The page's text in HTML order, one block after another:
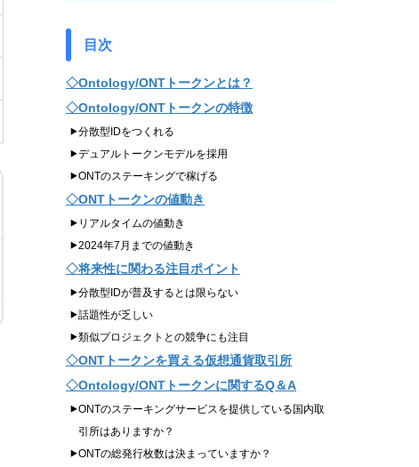
目次
Ontology/ONTトークンとは？
Ontology/ONTトークンの特徴
分散型IDをつくれる
デュアルトークンモデルを採用
ONTのステーキングで稼げる
ONTトークンの値動き
リアルタイムの値動き
2024年7月までの値動き
将来性に関わる注目ポイント
分散型IDが普及するとは限らない
話題性が乏しい
類似プロジェクトとの競争にも注目
ONTトークンを買える仮想通貨取引所
Ontology/ONTトークンに関するQ＆A
ONTのステーキングサービスを提供している国内取
引所はありますか？
ONTの総発行枚数は決まっていますか？